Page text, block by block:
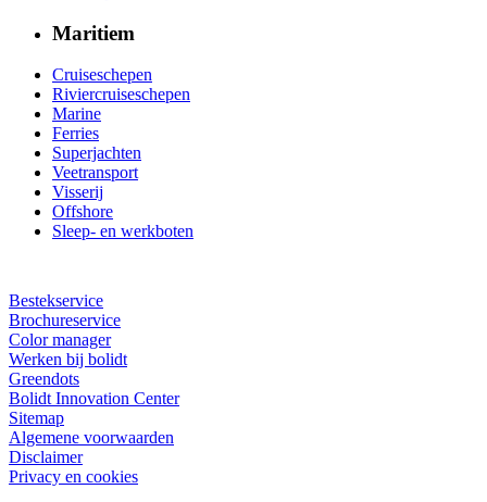
Maritiem
Cruiseschepen
Riviercruiseschepen
Marine
Ferries
Superjachten
Veetransport
Visserij
Offshore
Sleep- en werkboten
Bestekservice
Brochureservice
Color manager
Werken bij bolidt
Greendots
Bolidt Innovation Center
Sitemap
Algemene voorwaarden
Disclaimer
Privacy en cookies